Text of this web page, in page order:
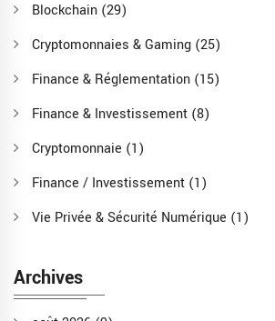
Blockchain (29)
Cryptomonnaies & Gaming (25)
Finance & Réglementation (15)
Finance & Investissement (8)
Cryptomonnaie (1)
Finance / Investissement (1)
Vie Privée & Sécurité Numérique (1)
Archives